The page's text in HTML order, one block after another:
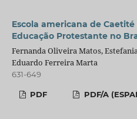
Escola americana de
Educação Protestante no
Fernanda Oliveira Matos,
Eduardo Ferreira Marta
631-649
PDF PDF/A